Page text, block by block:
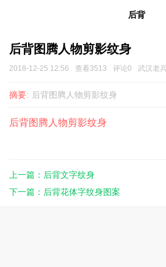
后背
后背图腾人物剪影纹身
2018-12-25 12:56 查看3513 评论0 武汉老
摘要: 后背图腾人物剪影纹身
后背图腾人物剪影纹身
上一篇：后背文字纹身
下一篇：后背花体字纹身图案